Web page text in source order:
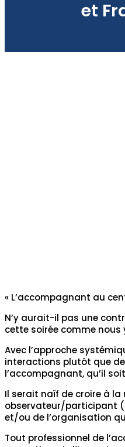
et
« L’accompagnant au
N’y aurait-il pas une
cette soirée comme
Avec l’approche
interactions plutôt que de
l’accompagnant, qu’il
Il serait naïf de croire à
observateur/participant
et/ou de l’organisation
Tout professionnel de